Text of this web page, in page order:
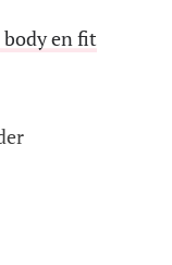
body en fit